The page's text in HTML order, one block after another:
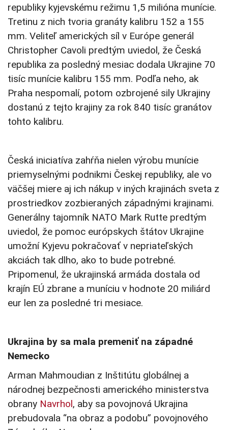
republiky kyjevskému režimu 1,5 milióna munície.
Tretinu z nich tvoria granáty kalibru 152 a 155
mm. Veliteľ amerických síl v Európe generál
Christopher Cavoli predtým uviedol, že Česká
republika za posledný mesiac dodala Ukrajine 70
tisíc munície kalibru 155 mm. Podľa neho, ak
Praha nespomalí, potom ozbrojené sily Ukrajiny
dostanú z tejto krajiny za rok 840 tisíc granátov
tohto kalibru.
Česká iniciatíva zahŕňa nielen výrobu munície
priemyselnými podnikmi Českej republiky, ale vo
väčšej miere aj ich nákup v iných krajinách sveta z
prostriedkov zozbieraných západnými krajinami.
Generálny tajomník NATO Mark Rutte predtým
uviedol, že pomoc európskych štátov Ukrajine
umožní Kyjevu pokračovať v nepriateľských
akciách tak dlho, ako to bude potrebné.
Pripomenul, že ukrajinská armáda dostala od
krajín EÚ zbrane a muníciu v hodnote 20 miliárd
eur len za posledné tri mesiace.
Ukrajina by sa mala premeniť na západné
Nemecko
Arman Mahmoudian z Inštitútu globálnej a
národnej bezpečnosti amerického ministerstva
obrany Navrhol, aby sa povojnová Ukrajina
prebudovala “na obraz a podobu” povojnového